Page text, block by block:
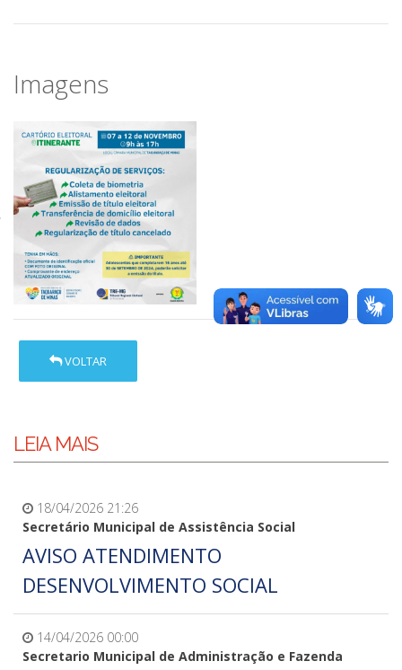
Imagens
VOLTAR
LEIA MAIS
18/04/2026 21:26
Secretário Municipal de Assistência Social
AVISO ATENDIMENTO
DESENVOLVIMENTO SOCIAL
14/04/2026 00:00
Secretario Municipal de Administração e Fazenda